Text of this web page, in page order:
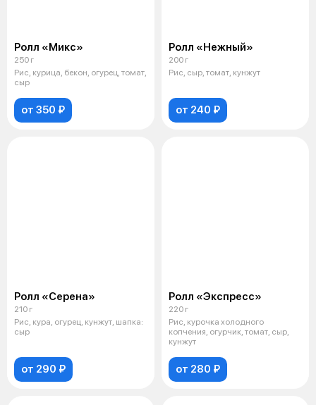
Ролл «Микс»
250 г
Рис, курица, бекон, огурец, томат,
сыр
от 350 ₽
Ролл «Нежный»
200 г
Рис, сыр, томат, кунжут
от 240 ₽
Ролл «Серена»
210 г
Рис, кура, огурец, кунжут, шапка:
сыр
от 290 ₽
Ролл «Экспресс»
220 г
Рис, курочка холодного
копчения, огурчик, томат, сыр,
кунжут
от 280 ₽